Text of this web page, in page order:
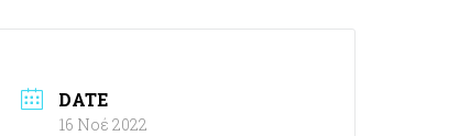
DATE
16 Νοέ 2022